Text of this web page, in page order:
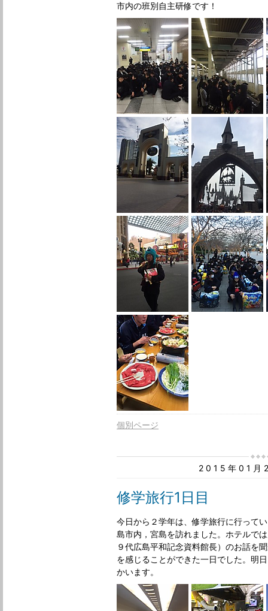
市内の班別自主研修です！
個別ページ
2015年01月
修学旅行1日目
今日から２学年は、修学旅行に行って
島市内，宮島を訪れました。ホテルで
９代広島平和記念資料館長）のお話を
を感じることができた一日でした。明
かいます。